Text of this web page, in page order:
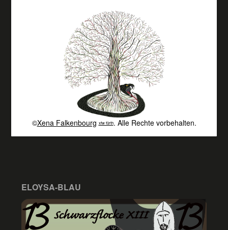
©Xena Falkenbourg xfw fürth. Alle Rechte vorbehalten.
ELOYSA-BLAU